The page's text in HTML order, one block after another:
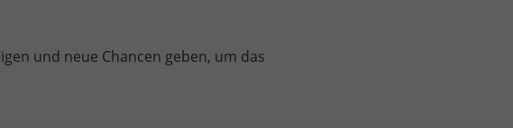
und neue Chancen geben, um das